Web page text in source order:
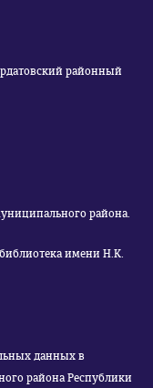
района.
имени Н.К.
данных в
района Республики